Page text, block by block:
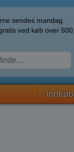
sendes mandag.
ved køb over